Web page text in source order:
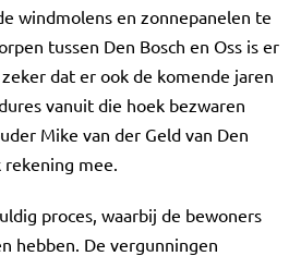
windmolens en zonnepanelen te
tussen Den Bosch en Oss is er
dat er ook de komende jaren
vanuit die hoek bezwaren
Mike van der Geld van Den
rekening mee.
proces, waarbij de bewoners
hebben. De vergunningen